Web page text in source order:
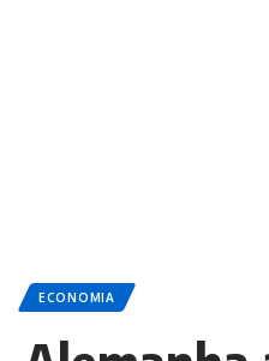
ECONOMIA